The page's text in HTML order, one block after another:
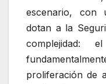
escenario, con
dotan a la
complejidad:
proliferación de